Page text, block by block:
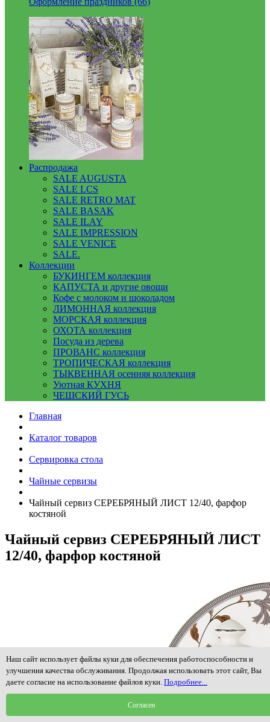
Распродажа
SALE AUGUSTA
SALE LCS
SALE RETRO MAT
SALE BASAK
SALE ILAY
SALE IMPRESSION
SALE VENICE
SALE.
Коллекции
БУКИНГЕМ коллекция
КАПУСТА и другие овощи
Кофе с молоком и шоколадом
ЛИМОННАЯ коллекция
МОРСКАЯ коллекция
ОХОТА коллекция
Посуда из дерева
ПРОВАНС коллекция
ТРОПИЧЕСКАЯ коллекция
ТЫКВЕННАЯ осенняя коллекция
Уютная КУХНЯ
ЧЕШСКИЙ ГУСЬ
Главная
Каталог товаров
Сервировка стола
Чайные сервизы
Чайный сервиз СЕРЕБРЯНЫЙ ЛИСТ 12/40, фарфор
костяной
Чайный сервиз СЕРЕБРЯНЫЙ ЛИСТ
12/40, фарфор костяной
Наш сайт использует файлы куки для обеспечения работоспособности и
улучшения качества обслуживания. Продолжая использовать этот сайт, Вы
даете согласие на использование файлов куки. Подробнее...
Согласен